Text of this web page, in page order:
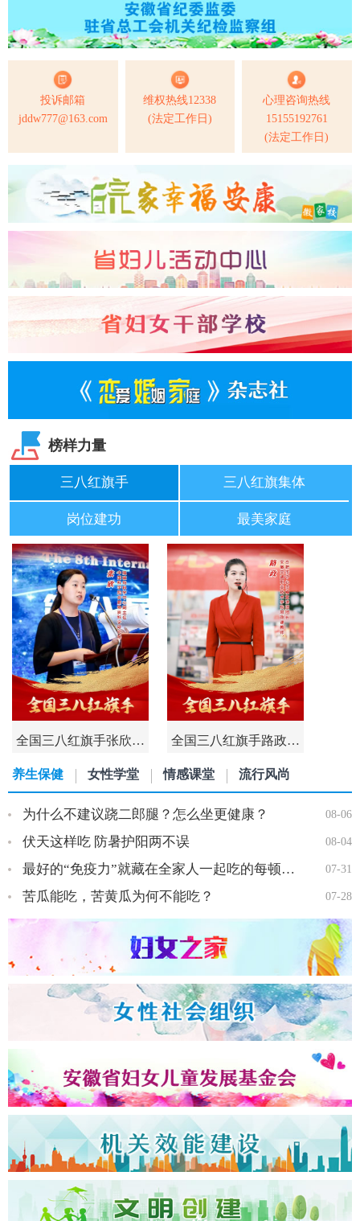
投诉邮箱
jddw777@163.com
维权热线12338
(法定工作日)
心理咨询热线
15155192761
(法定工作日)
榜样力量
三八红旗手 三八红旗集体
岗位建功 最美家庭
全国三八红旗手张欣… 全国三八红旗手路政…
全国三八红旗手王会知…
全国三八红旗手李丹…
养生保健 女性学堂 情感课堂 流行风尚
08-06
为什么不建议跷二郎腿？怎么坐更健康？
08-04
伏天这样吃 防暑护阳两不误
07-31
最好的“免疫力”就藏在全家人一起吃的每顿饭里…
07-28
苦瓜能吃，苦黄瓜为何不能吃？